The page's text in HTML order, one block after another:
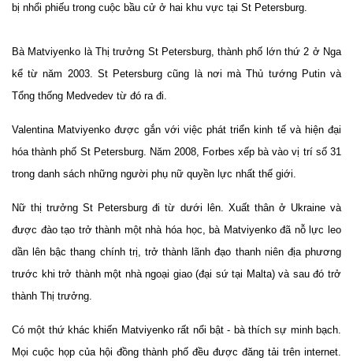
bị nhổi phiếu trong cuộc bầu cử ở hai khu vực tại St Petersburg.
Bà Matviyenko là Thị trưởng St Petersburg, thành phố lớn thứ 2 ở Nga
kể từ năm 2003. St Petersburg cũng là nơi mà Thủ tướng Putin và
Tổng thống Medvedev từ đó ra đi.
Valentina Matviyenko được gắn với việc phát triển kinh tế và hiện đại
hóa thành phố St Petersburg. Năm 2008, Forbes xếp bà vào vị trí số 31
trong danh sách những người phụ nữ quyền lực nhất thế giới.
Nữ thị trưởng St Petersburg đi từ dưới lên. Xuất thân ở Ukraine và
được đào tạo trở thành một nhà hóa học, bà Matviyenko đã nỗ lực leo
dần lên bậc thang chính trị, trở thành lãnh đạo thanh niên địa phương
trước khi trở thành một nhà ngoại giao (đại sứ tại Malta) và sau đó trở
thành Thị trưởng.
Có một thứ khác khiến Matviyenko rất nổi bật - bà thích sự minh bạch.
Mọi cuộc họp của hội đồng thành phố đều được đăng tải trên internet.